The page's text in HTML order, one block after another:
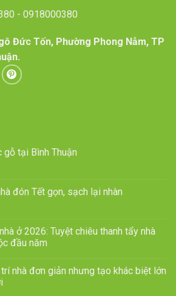
- 0918000380
Đức Tốn, Phường Phong Nẫm, TP
gỗ tại Bình Thuận
đón Tết gọn, sạch lại nhàn
ở 2026: Tuyệt chiêu thanh tẩy nhà
đầu năm
nhà đơn giản nhưng tạo khác biệt lớn